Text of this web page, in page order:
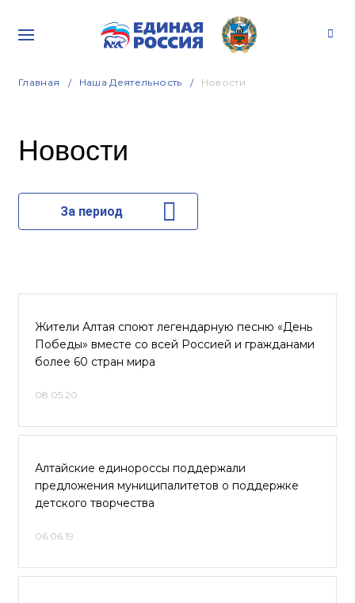
Главная Наша Деятельность Новости
Новости
За период
Жители Алтая споют легендарную песню «День
Победы» вместе со всей Россией и гражданами
более 60 стран мира
08.05.20
Алтайские единороссы поддержали
предложения муниципалитетов о поддержке
детского творчества
06.06.19